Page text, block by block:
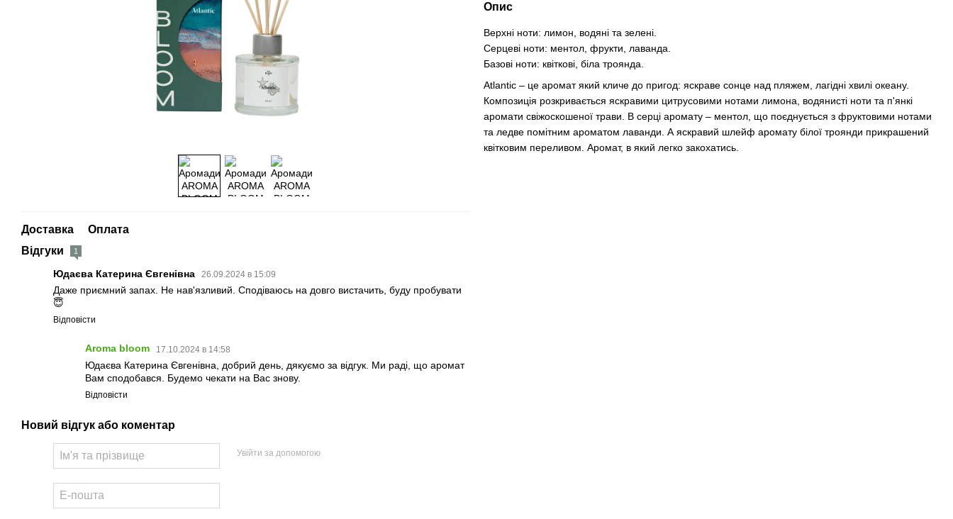
Доставка
Оплата
Відгуки
1
Юдаєва Катерина Євгенівна 26.09.2024 в 15:09
Даже приємний запах. Не нав'язливий. Сподіваюсь на довго вистачить, буду пробувати
😇
Відповісти
Aroma bloom 17.10.2024 в 14:58
Юдаєва Катерина Євгенівна, добрий день, дякуємо за відгук. Ми раді, що аромат
Вам сподобався. Будемо чекати на Вас знову.
Відповісти
Новий відгук або коментар
Увійти за допомогою
Опис
Верхні ноти: лимон, водяні та зелені.
Серцеві ноти: ментол, фрукти, лаванда.
Базові ноти: квіткові, біла троянда.
Atlantic – це аромат який кличе до пригод: яскраве сонце над пляжем, лагідні хвилі океану.
Композиція розкривається яскравими цитрусовими нотами лимона, водянисті ноти та п'янкі
аромати свіжоскошеної трави. В серці аромату – ментол, що поєднується з фруктовими нотами
та ледве помітним ароматом лаванди. А яскравий шлейф аромату білої троянди прикрашений
квітковим переливом. Аромат, в який легко закохатись.